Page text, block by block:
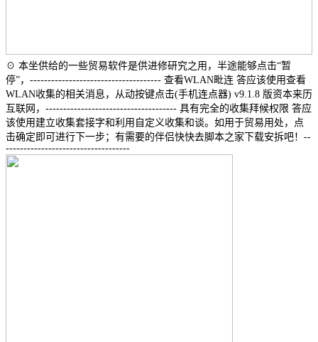
☉ 本坐供给的一些贸易软件是供进修研究之用，半途能够点击“暂
停”，------------------------------------- 查看WLAN毗连 答应该使用查看
WLAN收集的相关消息，从动按键点击(手机连点器) v9.1.8 版资本来历
互联网，------------------------------------- 具有完全的收集拜候权限 答应
该使用建立收集套接字和利用自定义收集和谈。如用于贸易用处，点
击确定即可进行下一步；有需要的伴侣快快去脚本之家下载安拆吧！--
-----------------------------------